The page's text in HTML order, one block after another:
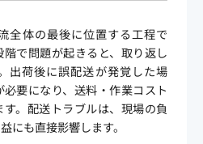
全体の最後に位置する工程で
で問題が起きると、取り返し
出荷後に誤配送が発覚した場
要になり、送料・作業コスト
。配送トラブルは、現場の負
にも直接影響します。